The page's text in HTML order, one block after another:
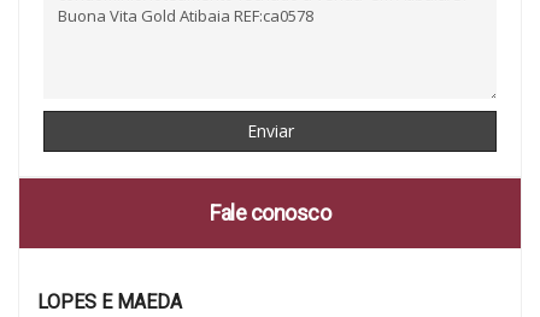
Fale conosco
LOPES E MAEDA